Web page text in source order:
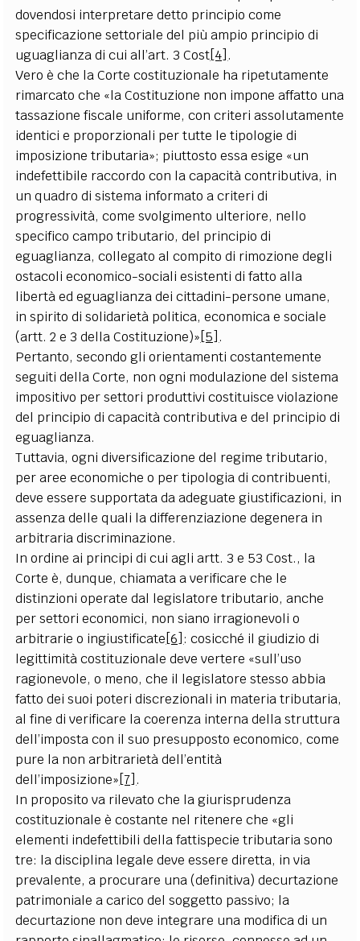
dovendosi interpretare detto principio come
specificazione settoriale del più ampio principio di
uguaglianza di cui all’art. 3 Cost[4] .
Vero è che la Corte costituzionale ha ripetutamente
rimarcato che «la Costituzione non impone affatto una
tassazione fiscale uniforme, con criteri assolutamente
identici e proporzionali per tutte le tipologie di
imposizione tributaria»; piuttosto essa esige «un
indefettibile raccordo con la capacità contributiva, in
un quadro di sistema informato a criteri di
progressività, come svolgimento ulteriore, nello
specifico campo tributario, del principio di
eguaglianza, collegato al compito di rimozione degli
ostacoli economico-sociali esistenti di fatto alla
libertà ed eguaglianza dei cittadini-persone umane,
in spirito di solidarietà politica, economica e sociale
(artt. 2 e 3 della Costituzione)»[5] .
Pertanto, secondo gli orientamenti costantemente
seguiti della Corte, non ogni modulazione del sistema
impositivo per settori produttivi costituisce violazione
del principio di capacità contributiva e del principio di
eguaglianza.
Tuttavia, ogni diversificazione del regime tributario,
per aree economiche o per tipologia di contribuenti,
deve essere supportata da adeguate giustificazioni, in
assenza delle quali la differenziazione degenera in
arbitraria discriminazione.
In ordine ai principi di cui agli artt. 3 e 53 Cost., la
Corte è, dunque, chiamata a verificare che le
distinzioni operate dal legislatore tributario, anche
per settori economici, non siano irragionevoli o
arbitrarie o ingiustificate[6] : cosicché il giudizio di
legittimità costituzionale deve vertere «sull’uso
ragionevole, o meno, che il legislatore stesso abbia
fatto dei suoi poteri discrezionali in materia tributaria,
al fine di verificare la coerenza interna della struttura
dell’imposta con il suo presupposto economico, come
pure la non arbitrarietà dell’entità
dell’imposizione»[7] .
In proposito va rilevato che la giurisprudenza
costituzionale è costante nel ritenere che «gli
elementi indefettibili della fattispecie tributaria sono
tre: la disciplina legale deve essere diretta, in via
prevalente, a procurare una (definitiva) decurtazione
patrimoniale a carico del soggetto passivo; la
decurtazione non deve integrare una modifica di un